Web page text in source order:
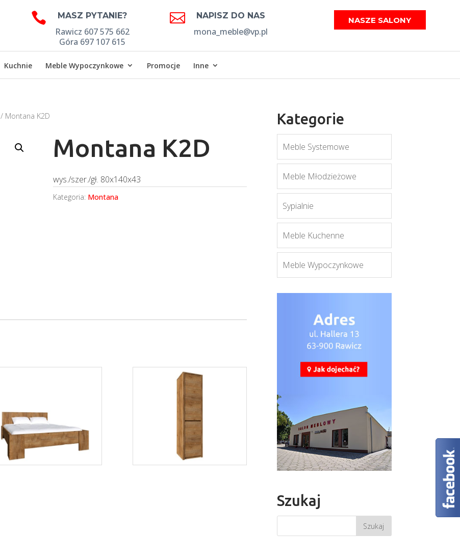
 MASZ PYTANIE?
Rawicz 607 575 662
Góra 697 107 615
 NAPISZ DO NAS
mona_meble@vp.pl
NASZE SALONY
Kuchnie Meble Wypoczynkowe Promocje Inne
/ Montana K2D
Montana K2D
wys./szer./gł. 80x140x43
Kategoria: Montana
Kategorie
Meble Systemowe
Meble Młodzieżowe
Sypialnie
Meble Kuchenne
Meble Wypoczynkowe
Szukaj